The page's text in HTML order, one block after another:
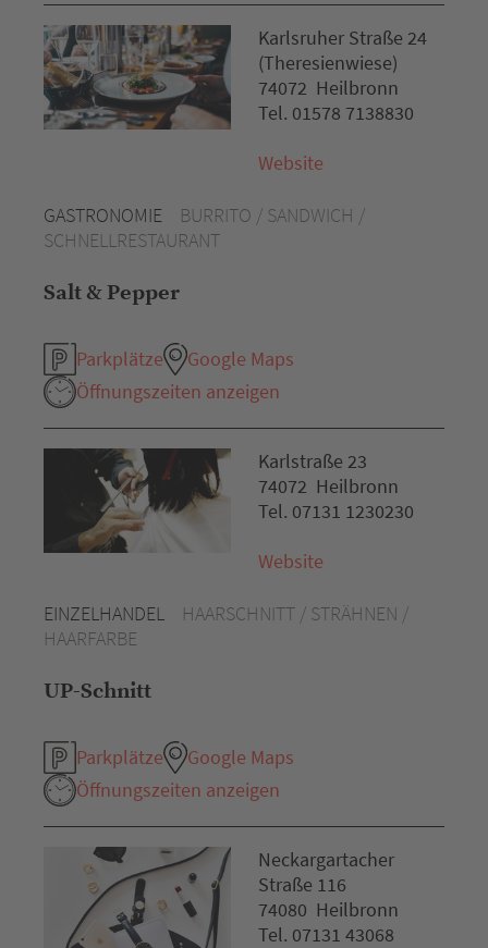
GASTRONOMIE
BURRITO / SANDWICH /
SCHNELLRESTAURANT
Salt & Pepper
Parkplätze
Google Maps
Öffnungszeiten anzeigen
Karlsruher Straße 24
(Theresienwiese)
74072 Heilbronn
Tel. 01578 7138830
Website
EINZELHANDEL
HAARSCHNITT / STRÄHNEN /
HAARFARBE
UP-Schnitt
Parkplätze
Google Maps
Öffnungszeiten anzeigen
Karlstraße 23
74072 Heilbronn
Tel. 07131 1230230
Website
Neckargartacher
Straße 116
74080 Heilbronn
Tel. 07131 43068